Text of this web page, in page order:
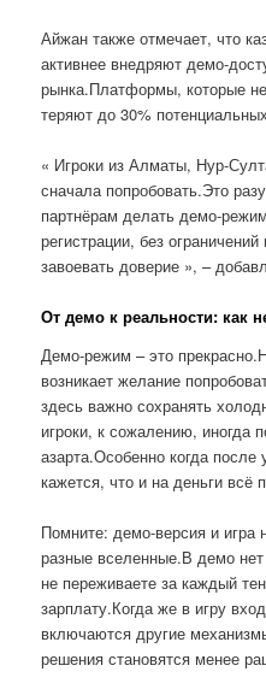
Айжан также отмечает, что
активнее внедряют демо-
рынка.Платформы, которые
теряют до 30%
« Игроки из Алматы, Нур-
сначала попробовать.Это
партнёрам делать демо-
регистрации, без
завоевать доверие », –
От демо к реальности: как
Демо-режим – это
возникает желание
здесь важно сохранять
игроки, к сожалению, иногда
азарта.Особенно когда
кажется, что и на деньги всё
Помните: демо-версия и игра
разные вселенные.В демо
не переживаете за каждый
зарплату.Когда же в игру
включаются другие
решения становятся менее